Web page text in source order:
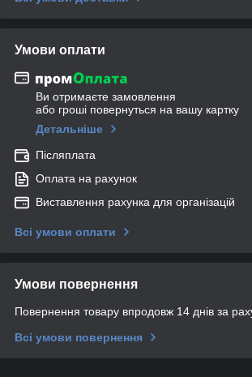
Умови оплати
Ви отримаєте замовлення
або гроші повернуться на вашу картку
Детальніше
Післяплата
Оплата на рахунок
Виставлення рахунка для організацій
Всі умови оплати
Умови повернення
Повернення товару впродовж 14 днів за
Всі умови повернення